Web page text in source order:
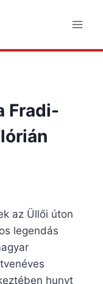
Fradi-
az Üllői úton
legendás
hunyt